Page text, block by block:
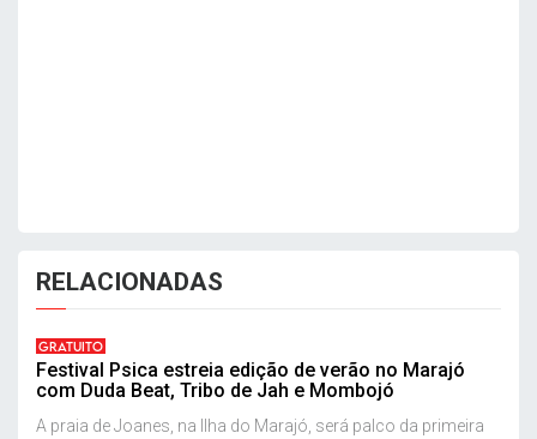
RELACIONADAS
GRATUITO
Festival Psica estreia edição de verão no Marajó
com Duda Beat, Tribo de Jah e Mombojó
A praia de Joanes, na Ilha do Marajó, será palco da primeira